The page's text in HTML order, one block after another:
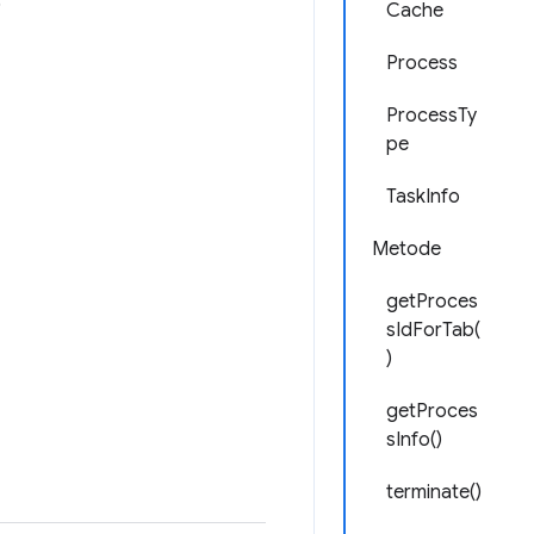
Cache
Process
ProcessTy
pe
TaskInfo
Metode
getProces
sIdForTab(
)
getProces
sInfo()
terminate()